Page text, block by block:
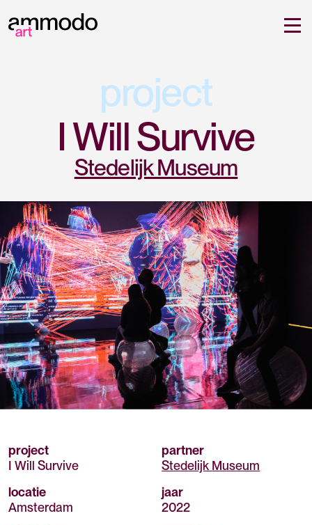
project
I Will Survive
Stedelijk Museum
project
I Will Survive
partner
Stedelijk Museum
locatie
Amsterdam
jaar
2022